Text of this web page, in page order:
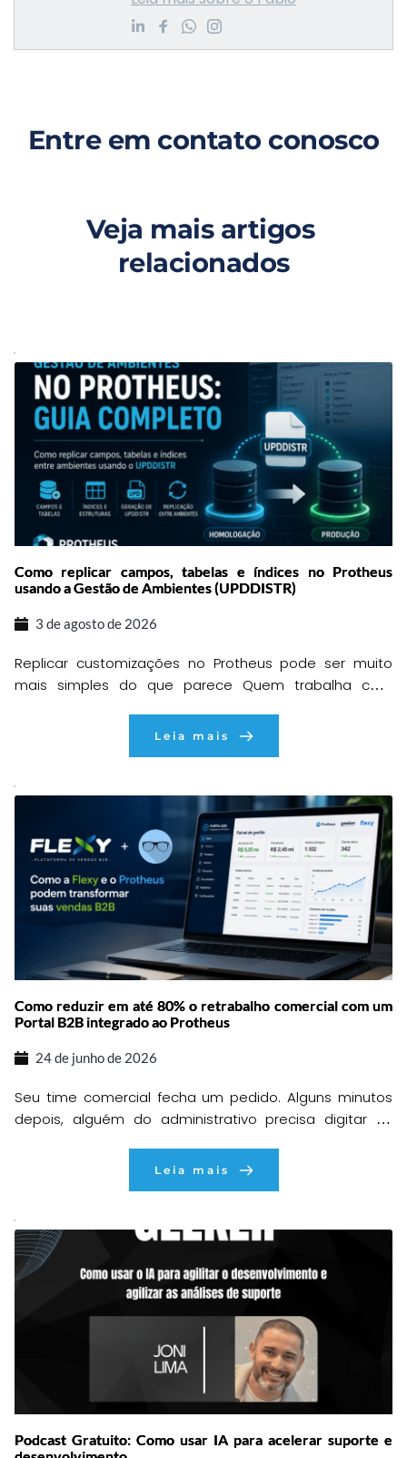
Entre em contato conosco
Veja mais artigos
relacionados
Como replicar campos, tabelas e índices no Protheus
usando a Gestão de Ambientes (UPDDISTR)
3 de agosto de 2026
Replicar customizações no Protheus pode ser muito
mais simples do que parece Quem trabalha com
provavelmente já passou pela seguinte situação:
momento de levar todas aquelas alterações para
produção. À primeira vista parece uma tarefa […]
Leia mais
Como reduzir em até 80% o retrabalho comercial com um
Portal B2B integrado ao Protheus
24 de junho de 2026
Seu time comercial fecha um pedido. Alguns minutos
depois, alguém do administrativo precisa digitar as
confere estoque, preços, condições comerciais e
pedido volta para ajustes, o cliente espera uma
resposta e […]
Leia mais
Podcast Gratuito: Como usar IA para acelerar suporte e